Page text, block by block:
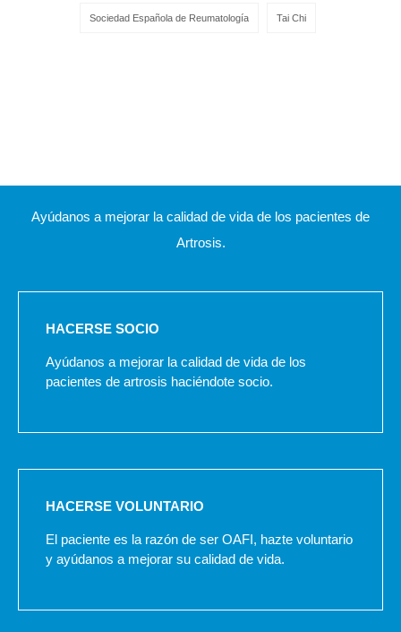
Sociedad Española de Reumatología Tai Chi
Ayúdanos a mejorar la calidad de vida de los pacientes de
Artrosis.
HACERSE SOCIO
Ayúdanos a mejorar la calidad de vida de los
pacientes de artrosis haciéndote socio.
HACERSE VOLUNTARIO
El paciente es la razón de ser OAFI, hazte voluntario
y ayúdanos a mejorar su calidad de vida.